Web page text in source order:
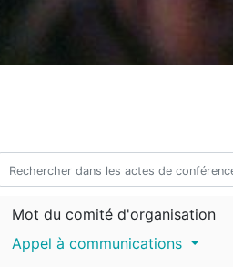
Mot du comité d'organisation
Appel à communications